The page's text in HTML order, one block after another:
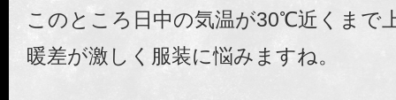
このところ日中の気温が30℃近くまで
暖差が激しく服装に悩みますね。